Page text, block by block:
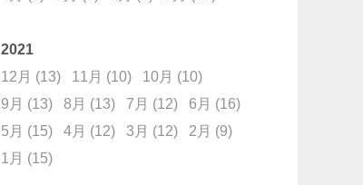
2021
12月 (13) 11月 (10) 10月 (10)
9月 (13) 8月 (13) 7月 (12) 6月 (16)
5月 (15) 4月 (12) 3月 (12) 2月 (9)
1月 (15)